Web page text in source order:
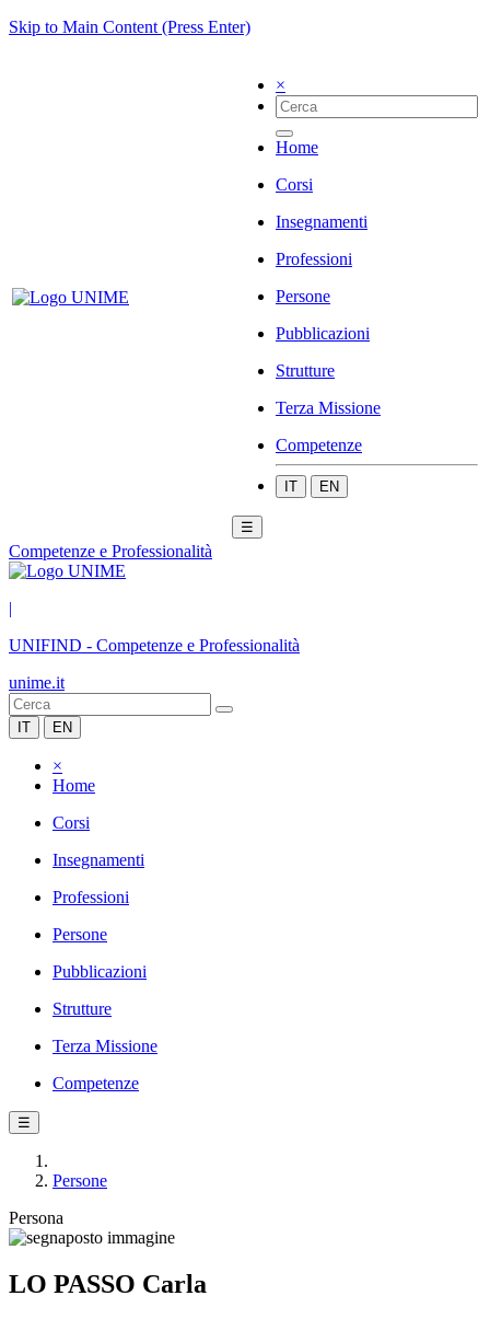
Skip to Main Content (Press Enter)
×
Home
Corsi
Insegnamenti
Professioni
Persone
Pubblicazioni
Strutture
Terza Missione
Competenze
IT EN
☰
Competenze e Professionalità
|
UNIFIND - Competenze e Professionalità
unime.it
IT EN
×
Home
Corsi
Insegnamenti
Professioni
Persone
Pubblicazioni
Strutture
Terza Missione
Competenze
☰
Persone
Persona
LO PASSO Carla